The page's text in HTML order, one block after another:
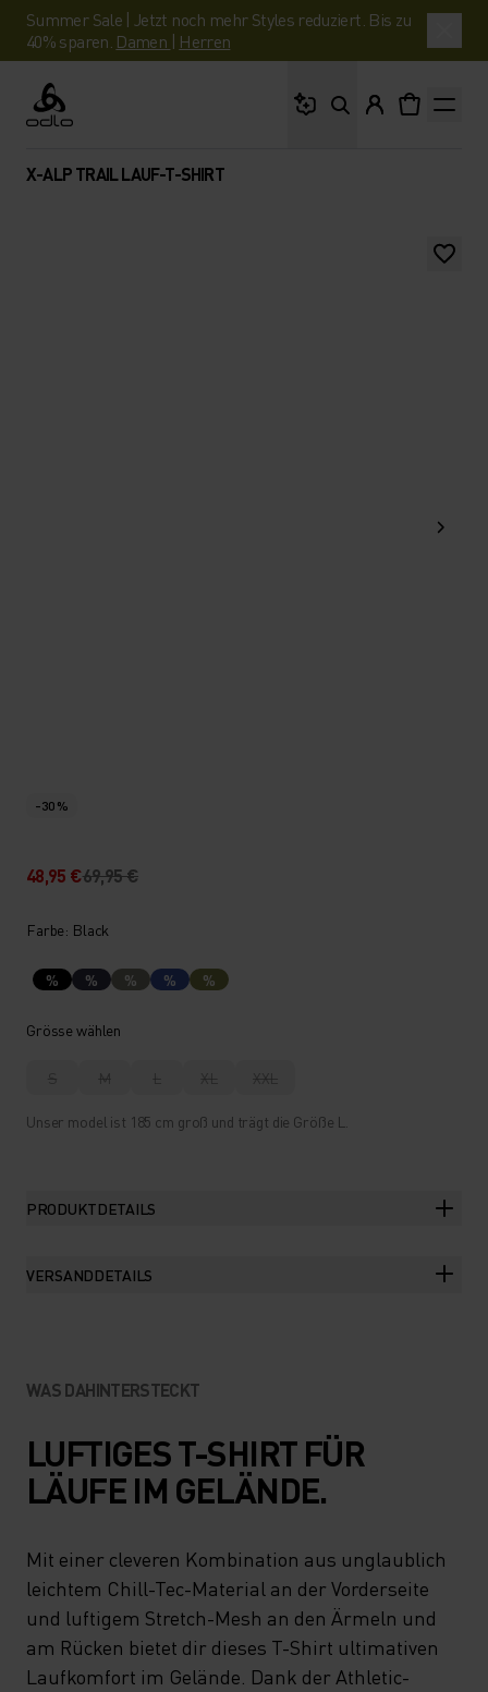
Summer Sale | Jetzt noch mehr Styles reduziert. Bis zu
40% sparen. Damen | Herren
Odlo
X-ALP TRAIL LAUF-T-SHIRT
-30 %
48,95 €69,95 €
Farbe: Black
% % % % %
Grösse wählen
S M L XL XXL
Unser model ist 185 cm groß und trägt die Größe L.
PRODUKTDETAILS
VERSANDDETAILS
WAS DAHINTERSTECKT
LUFTIGES T-SHIRT FÜR
LÄUFE IM GELÄNDE.
Mit einer cleveren Kombination aus unglaublich
leichtem Chill-Tec-Material an der Vorderseite
und luftigem Stretch-Mesh an den Ärmeln und
am Rücken bietet dir dieses T-Shirt ultimativen
Laufkomfort im Gelände. Dank der Athletic-